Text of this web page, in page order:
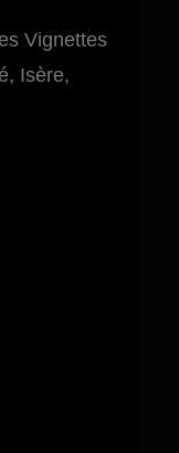
Vignettes
Isère,